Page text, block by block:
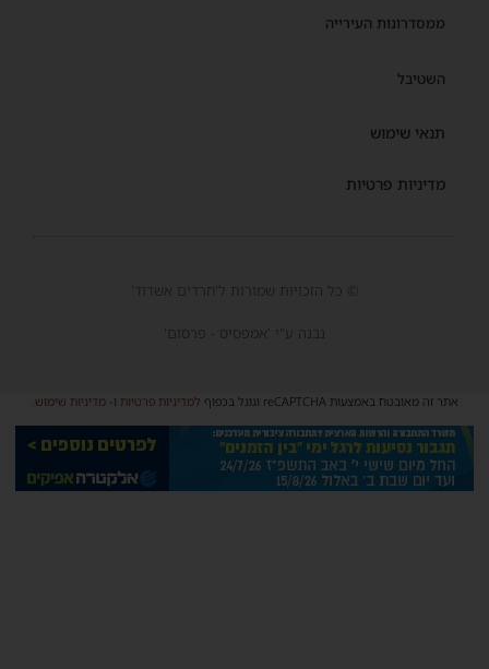
ממסדרונות העירייה
השטיבל
תנאי שימוש
מדיניות פרטיות
© כל הזכויות שמורות ל'חרדים אשדוד'
נבנה ע"י 'אמפסיס - פרסום'
אתר זה מאובטח באמצעות reCAPTCHA וגוגל בכפוף למדיניות פרטיותו-מדיניות שימוש.